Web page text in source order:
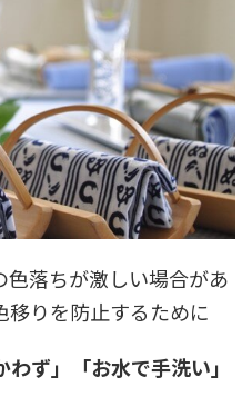
落ちが激しい場合があ
移りを防止するために
わず」「お水で手洗い」